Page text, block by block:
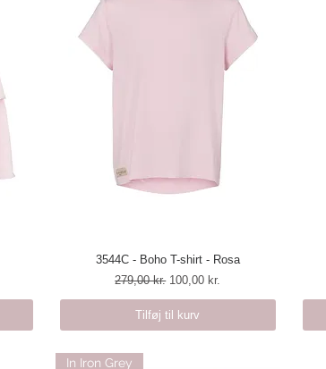
Hurtigvisning
3544C - Boho T-shirt - Rosa
Regulær pris
279,00 kr. Salgspris
100,00 kr.
Tilføj til kurv
In Iron Grey